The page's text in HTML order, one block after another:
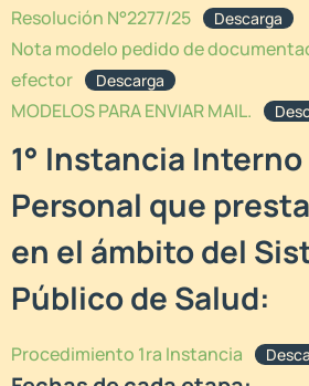
Resolución N°2277/25 Descarga
Nota modelo pedido de
efector
Descarga
MODELOS PARA ENVIAR MAIL.
1° Instancia Interno
Personal que
en el ámbito del
Público de Salud:
Procedimiento 1ra Instancia